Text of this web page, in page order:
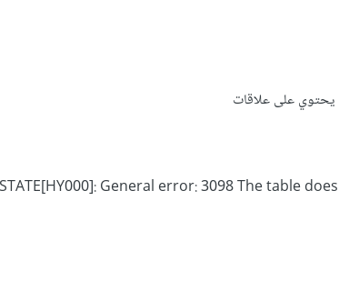
General error: 3098 The table